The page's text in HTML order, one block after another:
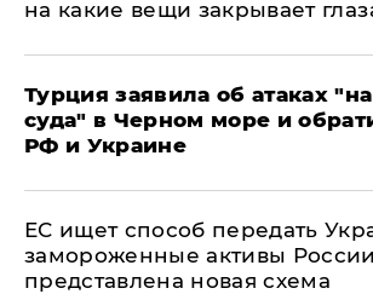
на какие вещи закрывает
Турция заявила об атаках
суда" в Черном море и
РФ и Украине
ЕС ищет способ передать
замороженные активы
представлена новая схема